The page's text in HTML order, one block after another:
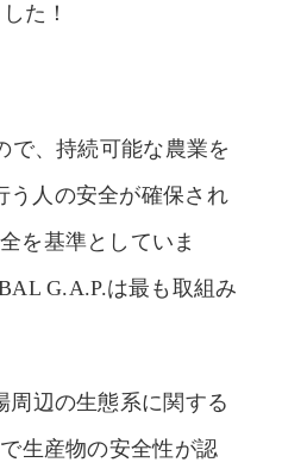
た！
、持続可能な農業を
人の安全が確保され
を基準としていま
G.A.P.は最も取組み
辺の生態系に関する
生産物の安全性が認